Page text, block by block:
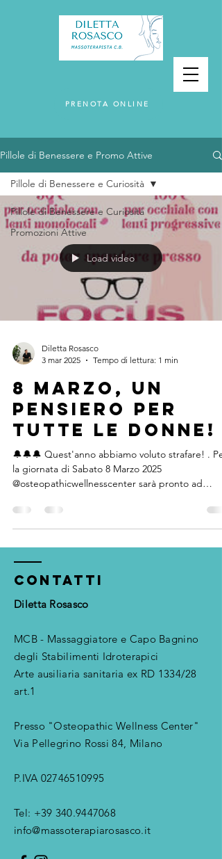
PRENOTA ONLINE
Pillole di Benessere e Promo Attive
Pillole di Benessere e Curiosità
Promozioni Attive
Pillole di Benessere e Curiosità
Load video
Diletta Rosasco
3 mar 2025
Tempo di lettura: 1 min
8 Marzo, un
pensiero per
tutte le Donne!
🔔🔔🔔 Quest'anno abbiamo voluto strafare! . Per
la giornata di Sabato 8 Marzo 2025
@osteopathicwellnesscenter sarà pronto ad
contatti
Diletta Rosasco
MCB - Massaggiatore e Capo Bagnino
degli Stabilimenti Idroterapici
Arte ausiliaria sanitaria ex RD 1334/28
art.1
Presso "Osteopathic Wellness Center"
Via Pellegrino Rossi 84, Milano
P.IVA 02746510995
Tel: +39 340.9447068
​info@massoterapiarosasco.it